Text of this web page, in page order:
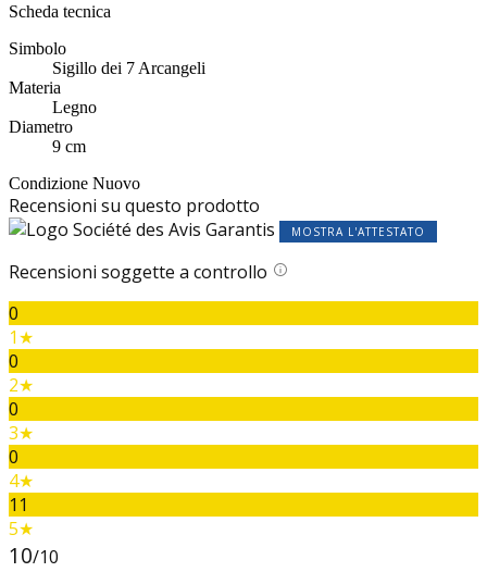
Scheda tecnica
Simbolo
Sigillo dei 7 Arcangeli
Materia
Legno
Diametro
9 cm
Condizione Nuovo
Recensioni su questo prodotto
MOSTRA L'ATTESTATO
Recensioni soggette a controllo
0
1★
0
2★
0
3★
0
4★
11
5★
10/10